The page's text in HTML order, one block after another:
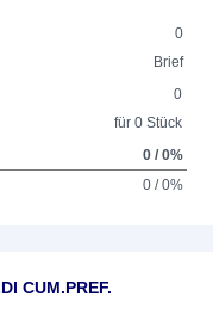
0
Brief
0
für 0 Stück
0 / 0%
0 / 0%
CUM.PREF.